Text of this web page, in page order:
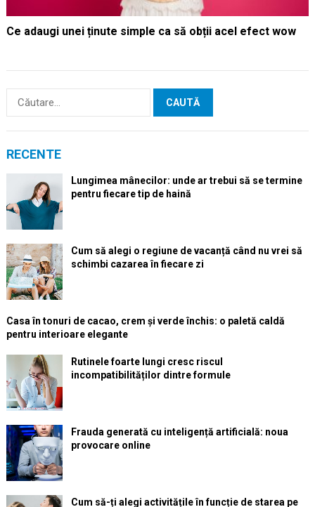
Ce adaugi unei ținute simple ca să obții acel efect wow
Caută
RECENTE
Lungimea mânecilor: unde ar trebui să se termine
pentru fiecare tip de haină
Cum să alegi o regiune de vacanță când nu vrei să
schimbi cazarea în fiecare zi
Casa în tonuri de cacao, crem și verde închis: o paletă caldă
pentru interioare elegante
Rutinele foarte lungi cresc riscul
incompatibilităților dintre formule
Frauda generată cu inteligență artificială: noua
provocare online
Cum să-ți alegi activitățile în funcție de starea pe